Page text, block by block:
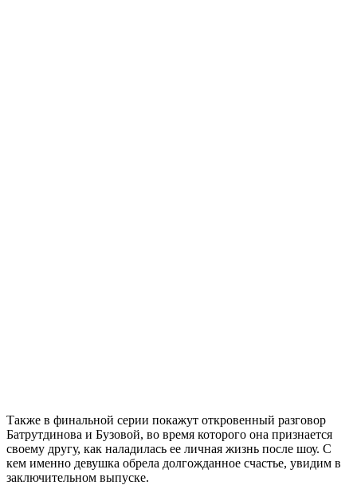
Также в финальной серии покажут откровенный разговор
Батрутдинова и Бузовой, во время которого она признается
своему другу, как наладилась ее личная жизнь после шоу. С
кем именно девушка обрела долгожданное счастье, увидим в
заключительном выпуске.